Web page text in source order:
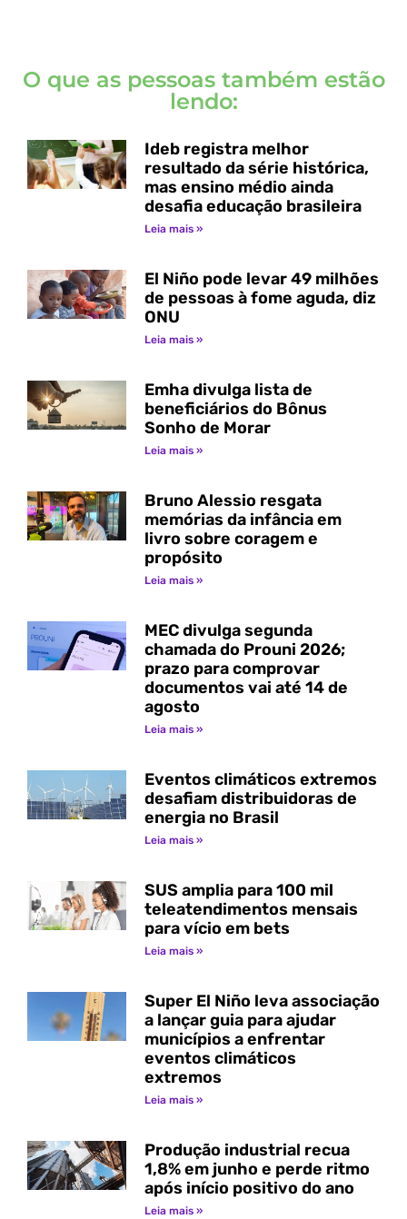
O que as pessoas também estão
lendo:
Ideb registra melhor
resultado da série histórica,
mas ensino médio ainda
desafia educação brasileira
Leia mais »
El Niño pode levar 49 milhões
de pessoas à fome aguda, diz
ONU
Leia mais »
Emha divulga lista de
beneficiários do Bônus
Sonho de Morar
Leia mais »
Bruno Alessio resgata
memórias da infância em
livro sobre coragem e
propósito
Leia mais »
MEC divulga segunda
chamada do Prouni 2026;
prazo para comprovar
documentos vai até 14 de
agosto
Leia mais »
Eventos climáticos extremos
desafiam distribuidoras de
energia no Brasil
Leia mais »
SUS amplia para 100 mil
teleatendimentos mensais
para vício em bets
Leia mais »
Super El Niño leva associação
a lançar guia para ajudar
municípios a enfrentar
eventos climáticos
extremos
Leia mais »
Produção industrial recua
1,8% em junho e perde ritmo
após início positivo do ano
Leia mais »